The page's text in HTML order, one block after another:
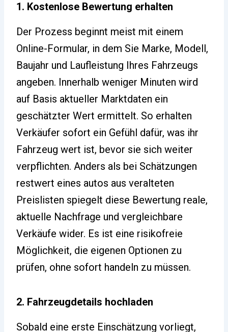
1. Kostenlose Bewertung erhalten
Der Prozess beginnt meist mit einem
Online-Formular, in dem Sie Marke, Modell,
Baujahr und Laufleistung Ihres Fahrzeugs
angeben. Innerhalb weniger Minuten wird
auf Basis aktueller Marktdaten ein
geschätzter Wert ermittelt. So erhalten
Verkäufer sofort ein Gefühl dafür, was ihr
Fahrzeug wert ist, bevor sie sich weiter
verpflichten. Anders als bei Schätzungen
restwert eines autos aus veralteten
Preislisten spiegelt diese Bewertung reale,
aktuelle Nachfrage und vergleichbare
Verkäufe wider. Es ist eine risikofreie
Möglichkeit, die eigenen Optionen zu
prüfen, ohne sofort handeln zu müssen.
2. Fahrzeugdetails hochladen
Sobald eine erste Einschätzung vorliegt,